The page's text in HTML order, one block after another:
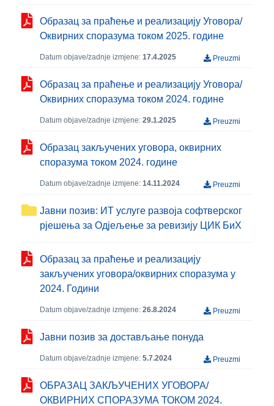
Образац за праћење и реализацију Уговора/
Оквирних споразума током 2025. године
Datum objave/zadnje izmjene: 17.4.2025 Preuzmi
Образац за праћење и реализацију Уговора/
Оквирних споразума током 2024. године
Datum objave/zadnje izmjene: 29.1.2025 Preuzmi
Образац закључених уговора, оквирних
споразума током 2024. године
Datum objave/zadnje izmjene: 14.11.2024 Preuzmi
Јавни позив: ИТ услуге развоја софтверског
рјешења за Одјељење за ревизију ЦИК БиХ
Образац за праћење и реализацију
закључених уговора/оквирних споразума у
2024. Години
Datum objave/zadnje izmjene: 26.8.2024 Preuzmi
Јавни позив за достављање понуда
Datum objave/zadnje izmjene: 5.7.2024 Preuzmi
ОБРАЗАЦ ЗАКЉУЧЕНИХ УГОВОРА/
ОКВИРНИХ СПОРАЗУМА ТОКОМ 2024.